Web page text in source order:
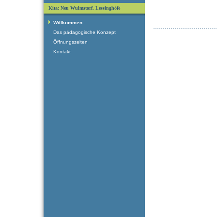
Kita: Neu Wulmstorf, Lessinghöfe
Willkommen
Das pädagogische Konzept
Öffnungszeiten
Kontakt